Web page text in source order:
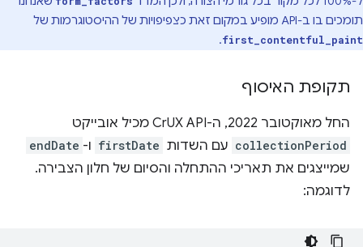
תומכים בו ב-API מופיע במקום זאת כצפיפויות של ההיסטוגרמות של
first_contentful_paint
.
תקופת האיסוף
החל מאוקטובר 2022, ה-CrUX API מכיל אובייקט
collectionPeriod עם השדות firstDate ו- endDate
שמייצגים את תאריכי ההתחלה והסיום של חלון הצבירה.
לדוגמה: